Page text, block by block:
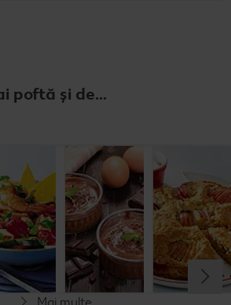
poftă și de...
cu
și
30 minute
Tocană
italienească
de pește
Cel mult 60 minute
Simplu
Cremă la
Cel mult 60 minute
Simplu